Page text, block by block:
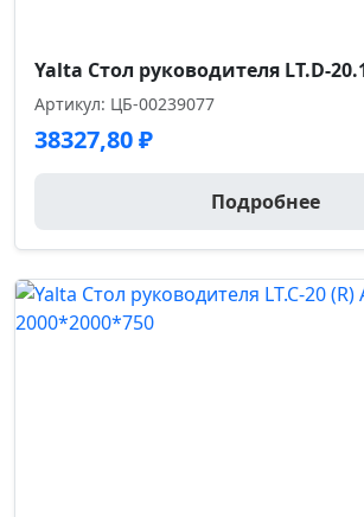
Артикул: ЦБ-00239077
38327,80₽
Подробнее